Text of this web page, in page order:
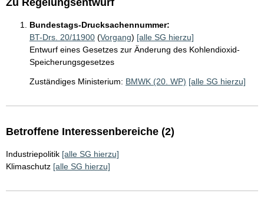
Zu Regelungsentwurf
Bundestags-Drucksachennummer:
BT-Drs. 20/11900 (Vorgang) [alle SG hierzu]
Entwurf eines Gesetzes zur Änderung des Kohlendioxid-
Speicherungsgesetzes
Zuständiges Ministerium: BMWK (20. WP) [alle SG hierzu]
Betroffene Interessenbereiche (2)
Industriepolitik [alle SG hierzu]
Klimaschutz [alle SG hierzu]